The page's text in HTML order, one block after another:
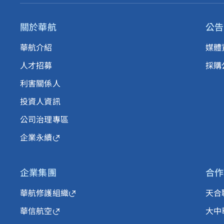
關於華航
華航介紹
人才招募
利害關係人
投資人資訊
公司治理專區
企業永續
公
媒體
採購
企業集團
華航修護組織
華信航空
合
天合
大中